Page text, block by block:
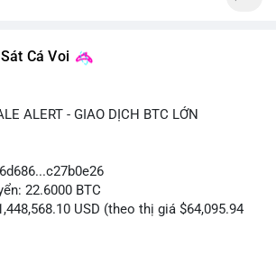
Cá Voi
ALERT - GIAO DỊCH BTC LỚN
22.6000 BTC
USD (theo thị giá $64,095.94